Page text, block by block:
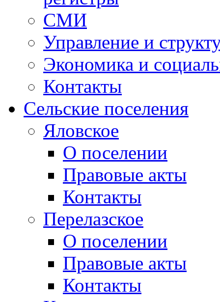
СМИ
Управление и
Экономика и
Контакты
Сельские поселения
Яловское
О поселении
Правовые акты
Контакты
Перелазское
О поселении
Правовые акты
Контакты